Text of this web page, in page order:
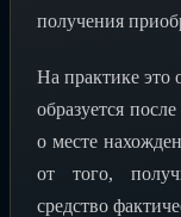
получения
На практике это
образуется
о месте
от того,
средство